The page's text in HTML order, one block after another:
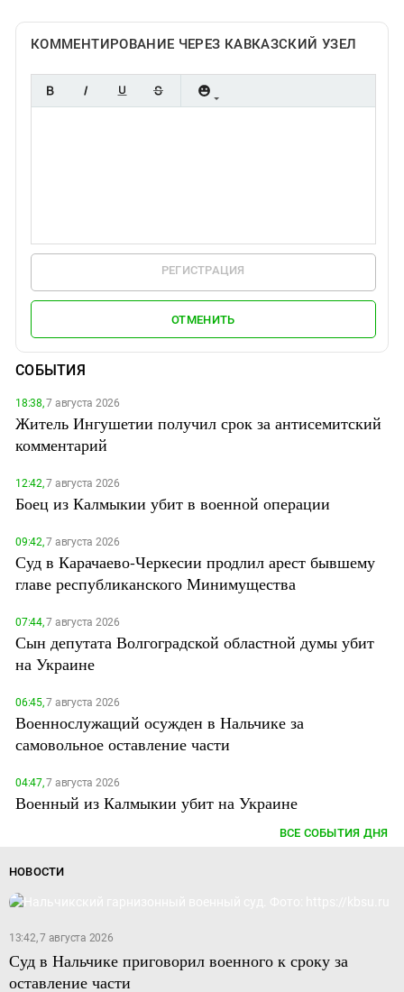
КОММЕНТИРОВАНИЕ ЧЕРЕЗ КАВКАЗСКИЙ УЗЕЛ
РЕГИСТРАЦИЯ
ОТМЕНИТЬ
СОБЫТИЯ
18:38,7 августа 2026
Житель Ингушетии получил срок за антисемитский
комментарий
12:42,7 августа 2026
Боец из Калмыкии убит в военной операции
09:42,7 августа 2026
Суд в Карачаево-Черкесии продлил арест бывшему
главе республиканского Минимущества
07:44,7 августа 2026
Сын депутата Волгоградской областной думы убит
на Украине
06:45,7 августа 2026
Военнослужащий осужден в Нальчике за
самовольное оставление части
04:47,7 августа 2026
Военный из Калмыкии убит на Украине
ВСЕ СОБЫТИЯ ДНЯ
НОВОСТИ
13:42, 7 августа 2026
Суд в Нальчике приговорил военного к сроку за
оставление части